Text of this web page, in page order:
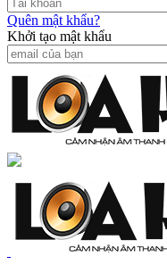
Quên mật khẩu?
Khởi tạo mật khẩu